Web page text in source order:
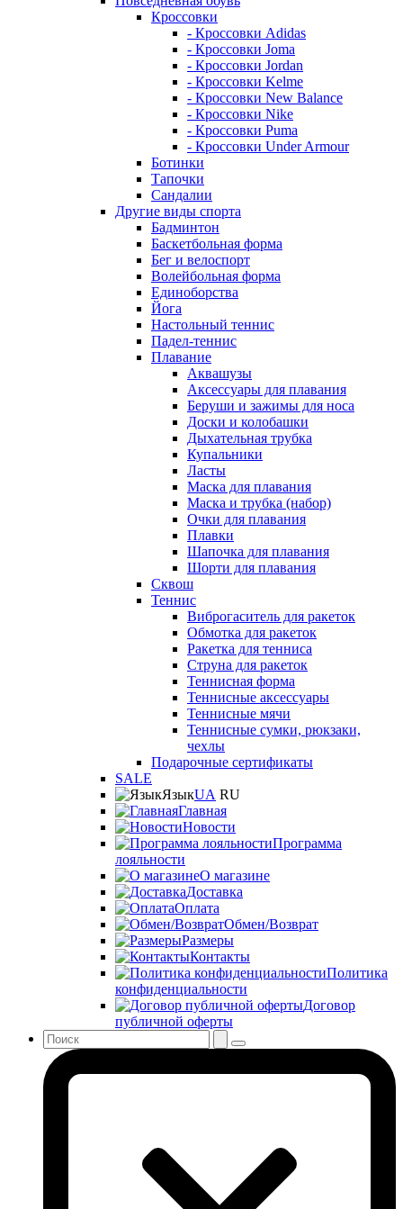
Кроссовки
- Кроссовки Adidas
- Кроссовки Joma
- Кроссовки Jordan
- Кроссовки Kelme
- Кроссовки New Balance
- Кроссовки Nike
- Кроссовки Puma
- Кроссовки Under Armour
Ботинки
Тапочки
Сандалии
Другие виды спорта
Бадминтон
Баскетбольная форма
Бег и велоспорт
Волейбольная форма
Единоборства
Йога
Настольный теннис
Падел-теннис
Плавание
Аквашузы
Аксессуары для плавания
Беруши и зажимы для носа
Доски и колобашки
Дыхательная трубка
Купальники
Ласты
Маска для плавания
Маска и трубка (набор)
Очки для плавания
Плавки
Шапочка для плавания
Шорти для плавания
Сквош
Теннис
Виброгаситель для ракеток
Обмотка для ракеток
Ракетка для тенниса
Струна для ракеток
Теннисная форма
Теннисные аксессуары
Теннисные мячи
Теннисные сумки, рюкзаки,
чехлы
Подарочные сертификаты
SALE
ЯзыкUA RU
Главная
Новости
Программа
лояльности
О магазине
Доставка
Оплата
Обмен/Возврат
Размеры
Контакты
Политика
конфиденциальности
Договор
публичной оферты